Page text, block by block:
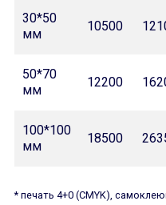
30*50
мм
10500
50*70
мм
12200
100*100
мм
18500
* печать 4+0 (CMYK),